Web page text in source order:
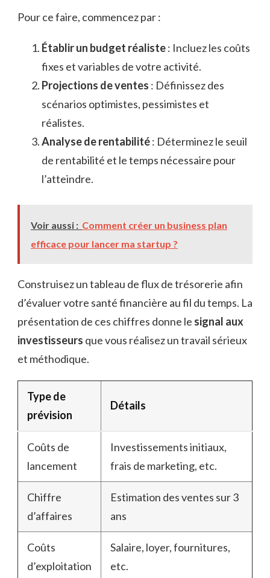
Pour ce faire, commencez par :
Établir un budget réaliste: Incluez les coûts
fixes et variables de votre activité.
Projections de ventes : Définissez des
scénarios optimistes, pessimistes et
réalistes.
Analyse de rentabilité: Déterminez le seuil
de rentabilité et le temps nécessaire pour
l’atteindre.
Voir aussi : Comment créer un business plan
efficace pour lancer ma startup ?
Construisez un tableau de flux de trésorerie afin
d’évaluer votre santé financière au fil du temps. La
présentation de ces chiffres donne le signal aux
investisseurs que vous réalisez un travail sérieux
et méthodique.
Type de
prévision
Détails
Coûts de
lancement
Investissements initiaux,
frais de marketing, etc.
Chiffre
d’affaires
Estimation des ventes sur 3
ans
Coûts
d’exploitation
Salaire, loyer, fournitures,
etc.